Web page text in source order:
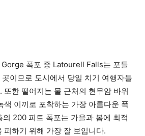
폭포 중 Latourell Falls는 포틀
이므로 도시에서 당일 치기 여행자들
또한 떨어지는 물 근처의 현무암 바위
색 이끼로 포착하는 가장 아름다운 폭
200 피트 폭포는 가을과 봄에 최적
피하기 위해 가장 잘 보입니다.